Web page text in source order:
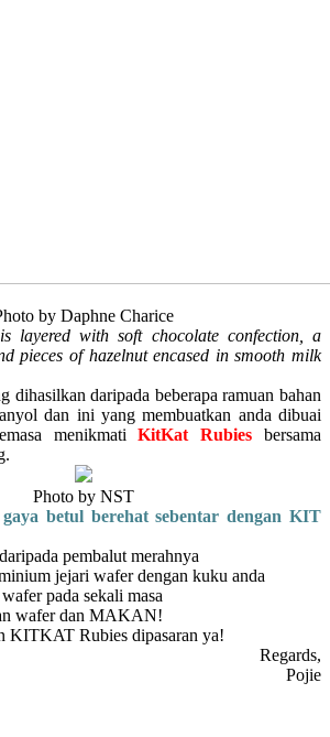
by Daphne Charice
layered with soft chocolate confection, a
pieces of hazelnut encased in smooth milk
daripada beberapa ramuan bahan
dan ini yang membuatkan anda dibuai
menikmati KitKat Rubies bersama
Photo by NST
betul berehat sebentar dengan KIT
pembalut merahnya
jejari wafer dengan kuku anda
pada sekali masa
wafer dan MAKAN!
KITKAT Rubies dipasaran ya!
Regards,
Pojie